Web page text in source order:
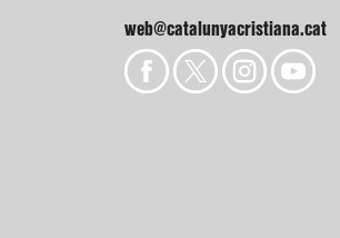
web@catalunyacristiana.cat